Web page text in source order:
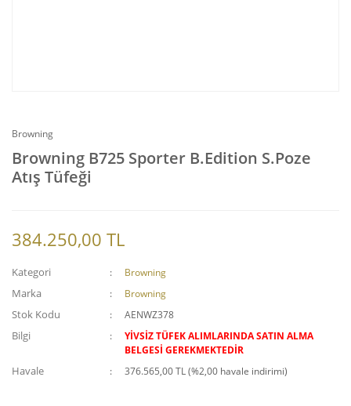
Browning
Browning B725 Sporter B.Edition S.Poze
Atış Tüfeği
384.250,00 TL
Kategori Browning
Marka Browning
Stok Kodu AENWZ378
Bilgi
YİVSİZ TÜFEK ALIMLARINDA SATIN ALMA
BELGESİ GEREKMEKTEDİR
Havale 376.565,00 TL (%2,00 havale indirimi)